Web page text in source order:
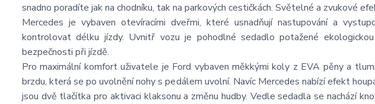
snadno poradíte jak na chodníku, tak na parkových cestičkách. Světelné a zvukové
Mercedes je vybaven otevíracími dveřmi, které usnadňují nastupování a
kontrolovat délku jízdy. Uvnitř vozu je pohodlné sedadlo potažené
bezpečnosti při jízdě.
Pro maximální komfort uživatele je Ford vybaven měkkými koly z EVA pěny a
brzdu, která se po uvolnění nohy s pedálem uvolní. Navíc Mercedes nabízí efekt
jsou dvě tlačítka pro aktivaci klaksonu a změnu hudby. Vedle sedadla se nachází